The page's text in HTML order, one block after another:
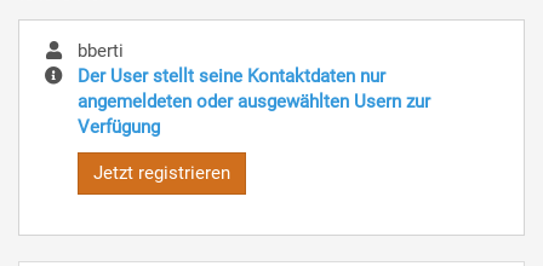
bberti
Der User stellt seine Kontaktdaten nur
angemeldeten oder ausgewählten Usern zur
Verfügung
Jetzt registrieren